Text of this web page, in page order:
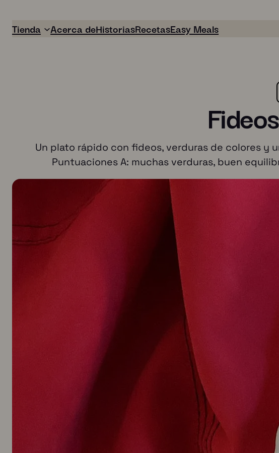
Tienda
Easy Meals
Acerca deHistoriasRecetasEasy Meals
Un plato rápido con fideos, verduras de colores y
Puntuaciones A: muchas verduras, buen